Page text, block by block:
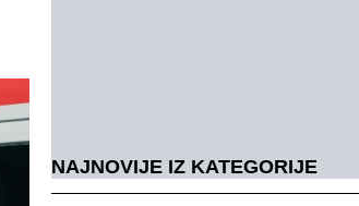
NAJNOVIJE IZ KATEGORIJE